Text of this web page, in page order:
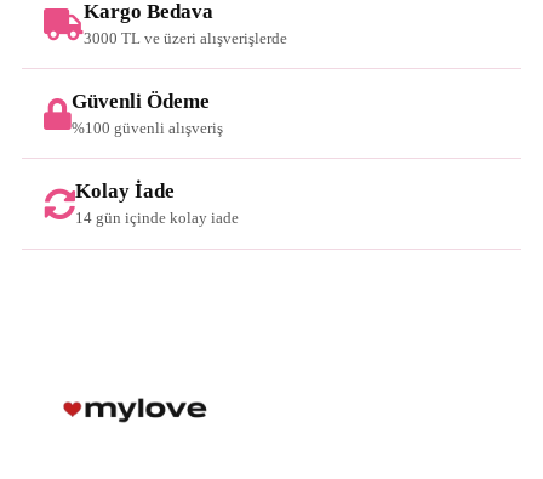
Kargo Bedava
3000 TL ve üzeri alışverişlerde
Güvenli Ödeme
%100 güvenli alışveriş
Kolay İade
14 gün içinde kolay iade